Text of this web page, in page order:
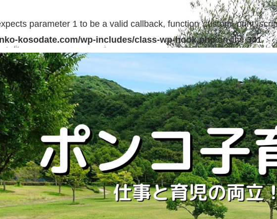
parameter 1 to be a valid callback, function
kosodate.com/wp-includes/class-wp-hook.phpon line341